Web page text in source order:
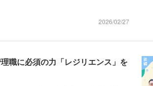
2026/02/27
職に必須の力「レジリエンス」を